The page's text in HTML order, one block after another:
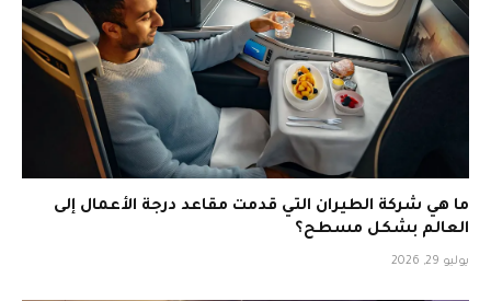
ما هي شركة الطيران التي قدمت مقاعد درجة الأعمال إلى
العالم بشكل مسطح؟
يوليو 29, 2026